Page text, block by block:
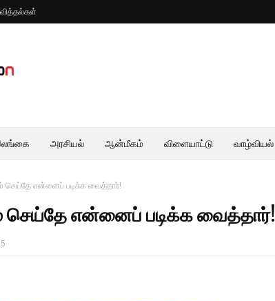
அரசியல் ஆன்மீகம் விளையாட்டு வாழ்வியல்
செய்தே என்னைப் படிக்க வைத்தார்!
செய்தே என்னைப் படிக்க வைத்தார்!